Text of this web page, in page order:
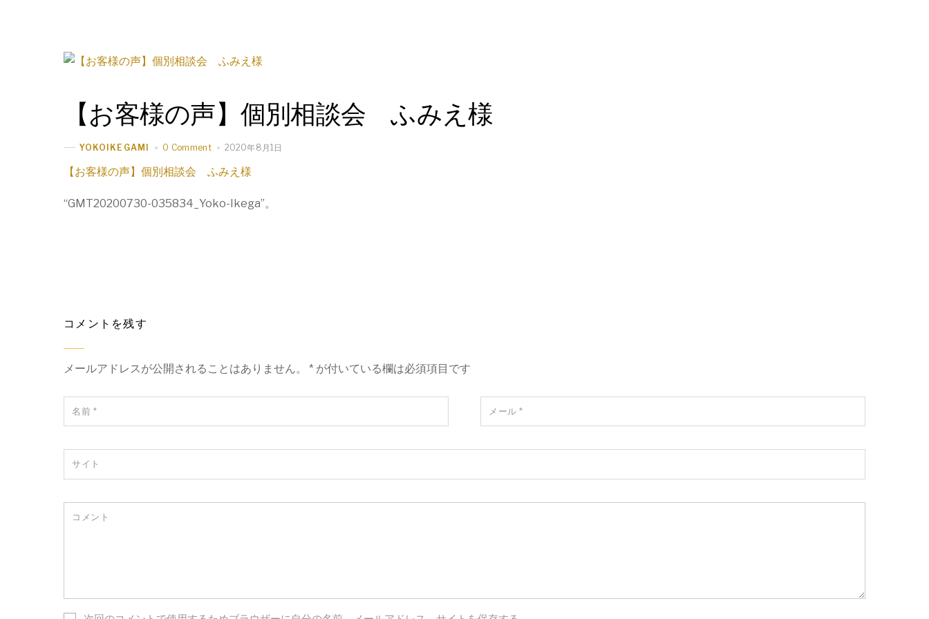
【お客様の声】個別相談会 ふみえ様
YOKOIKEGAMI 0 Comment 2020年8月1日
【お客様の声】個別相談会 ふみえ様
“GMT20200730-035834_Yoko-Ikega”。
コメントを残す
メールアドレスが公開されることはありません。 * が付いている欄は必須項目です
名前 * メール*
サイト
コメント